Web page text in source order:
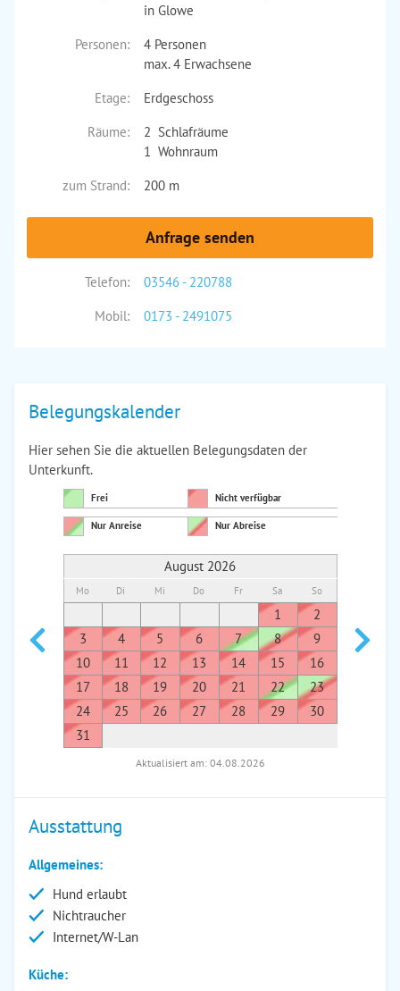
in Glowe
Personen:
4 Personen
max. 4 Erwachsene
Etage:
Erdgeschoss
Räume:
2 Schlafräume
1 Wohnraum
zum Strand:
200 m
Anfrage senden
Telefon:
03546 - 220788
Mobil:
0173 - 2491075
Belegungskalender
Hier sehen Sie die aktuellen Belegungsdaten der
Unterkunft.
Frei Nicht verfügbar
Nur Anreise Nur Abreise
August 2026
Mo Di Mi Do Fr Sa So
1
2
3
4 5 6 7 8
9
10
11 12 13 14 15
16
17
18 19 20 21 22
23
24
25 26 27 28 29
30
31
7
Aktualisiert am: 04.08.2026
Ausstattung
Allgemeines:
Hund erlaubt
Nichtraucher
Internet/W-Lan
Küche: